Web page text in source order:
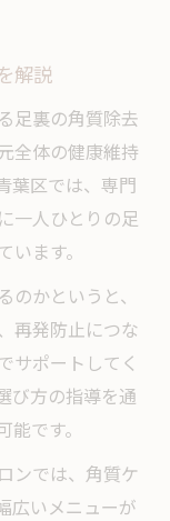
解説
足裏の角質除去
全体の健康維持
葉区では、専門
一人ひとりの足
ます。
かというと、
再発防止につな
サポートしてく
び方の指導を通
です。
ンでは、角質ケ
広いメニューが